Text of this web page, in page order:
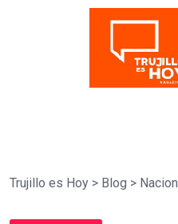
Vía Adoquinada
Trujillo es Hoy > Blog >